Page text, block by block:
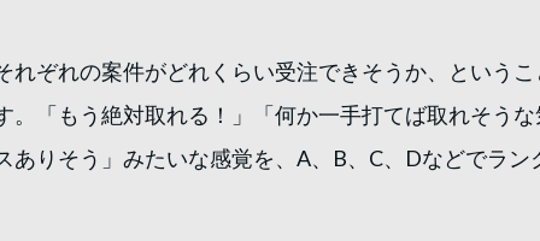
れぞれの案件がどれくらい受注できそうか、というこ
。「もう絶対取れる！」「何か一手打てば取れそうな
ありそう」みたいな感覚を、A、B、C、Dなどでラン